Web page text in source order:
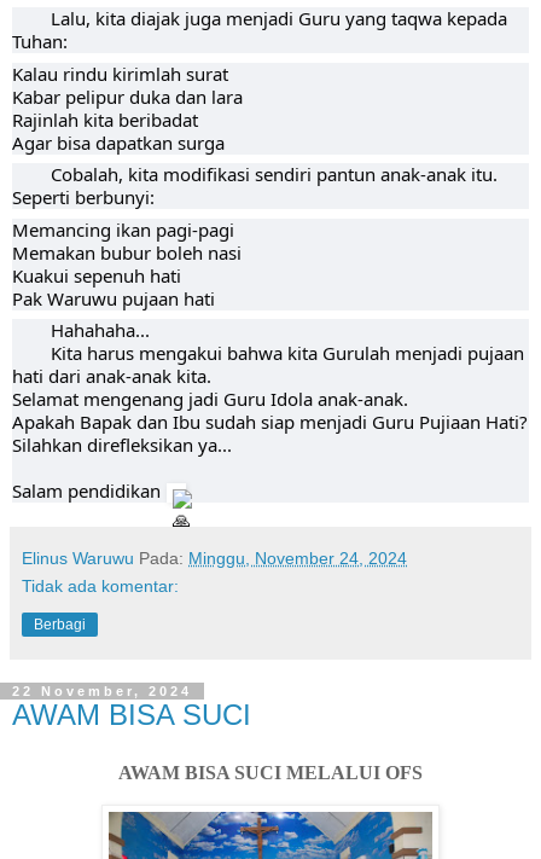
Lalu, kita diajak juga menjadi Guru yang taqwa kepada
Tuhan:
Kalau rindu kirimlah surat
Kabar pelipur duka dan lara
Rajinlah kita beribadat
Agar bisa dapatkan surga
Cobalah, kita modifikasi sendiri pantun anak-anak itu.
Seperti berbunyi:
Memancing ikan pagi-pagi
Memakan bubur boleh nasi
Kuakui sepenuh hati
Pak Waruwu pujaan hati
Hahahaha...
Kita harus mengakui bahwa kita Gurulah menjadi pujaan
hati dari anak-anak kita.
Selamat mengenang jadi Guru Idola anak-anak.
Apakah Bapak dan Ibu sudah siap menjadi Guru Pujiaan Hati?
Silahkan direfleksikan ya...
Salam pendidikan
Elinus Waruwu Pada: Minggu, November 24, 2024
Tidak ada komentar:
Berbagi
22 November, 2024
AWAM BISA SUCI
AWAM BISA SUCI MELALUI OFS